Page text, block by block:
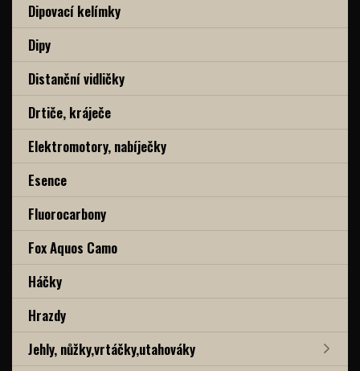
Dipovací kelímky
Dipy
Distanční vidličky
Drtiče, kráječe
Elektromotory, nabíječky
Esence
Fluorocarbony
Fox Aquos Camo
Háčky
Hrazdy
Jehly, nůžky,vrtáčky,utahováky